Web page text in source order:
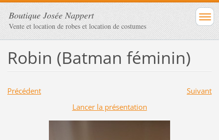
Boutique Josée Nappert
Vente et location de robes et location de costumes
Robin (Batman féminin)
Précédent
Suivant
Lancer la présentation